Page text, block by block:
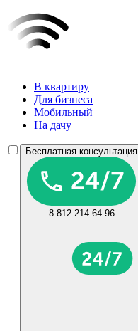
В квартиру
Для бизнеса
Мобильный
На дачу
Бесплатная консультация
8 812 214 64 96